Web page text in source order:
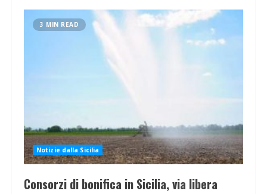
3 MIN READ
Notizie dalla Sicilia
Consorzi di bonifica in Sicilia, via libera